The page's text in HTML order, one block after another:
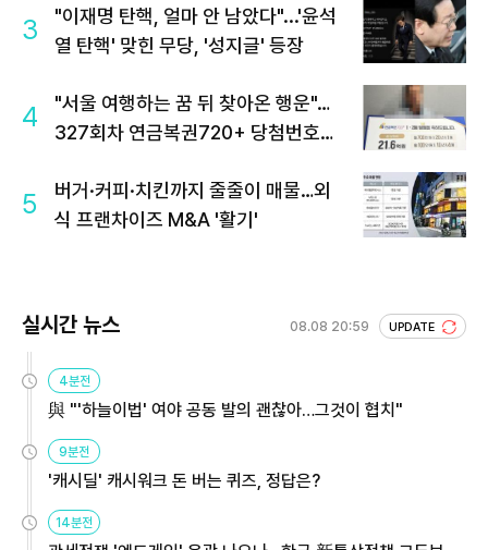
3
"이재명 탄핵, 얼마 안 남았다"...'윤석
열 탄핵' 맞힌 무당, '성지글' 등장
4
"서울 여행하는 꿈 뒤 찾아온 행운"…
327회차 연금복권720+ 당첨번호조
5
버거·커피·치킨까지 줄줄이 매물…외
식 프랜차이즈 M&A '활기'
실시간 뉴스 08.08 20:59 UPDATE
4분전
與 "'하늘이법' 여야 공동 발의 괜찮아…그것이 협치"
9분전
'캐시딜' 캐시워크 돈 버는 퀴즈, 정답은?
14분전